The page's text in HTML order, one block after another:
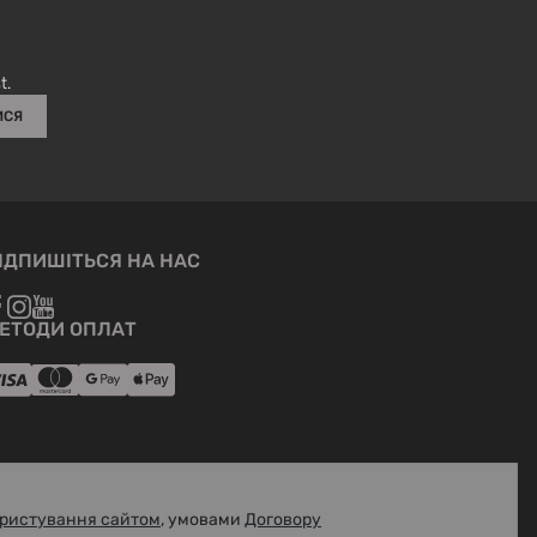
НА НАС
ОПЛАТ
сайтом, умовамиДоговору